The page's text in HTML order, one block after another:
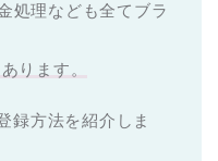
処理なども全てブラ
ります。
録方法を紹介しま